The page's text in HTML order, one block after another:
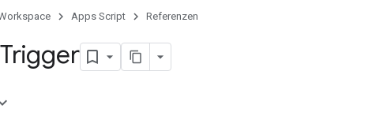
Apps Script Referenzen
Trigger